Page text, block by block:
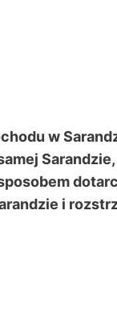
w
i